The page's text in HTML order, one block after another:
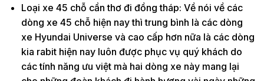
Loại xe 45 chỗ cần thơ đi đồng tháp: Về nói về các
dòng xe 45 chỗ hiện nay thì trung bình là các dòng
xe Hyundai Universe và cao cấp hơn nữa là các dòng
kia rabit hiện nay luôn được phục vụ quý khách do
các tính năng ưu việt mà hai dòng xe này mang lại